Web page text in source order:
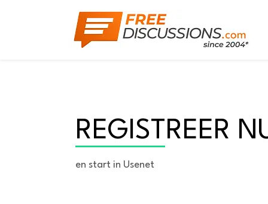
REGISTREER
en start in Usenet